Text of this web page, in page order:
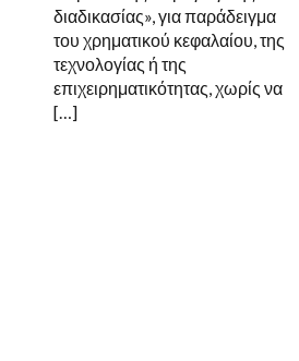
διαδικασίας», για παράδειγμα
του χρηματικού κεφαλαίου, της
τεχνολογίας ή της
επιχειρηματικότητας, χωρίς να
[…]